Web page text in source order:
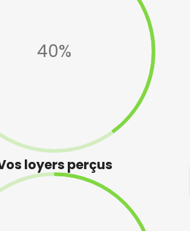
40%
loyers perçus